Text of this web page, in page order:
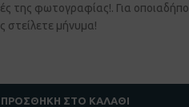
της φωτογραφίας!. Για
στείλετε μήνυμα!
ΠΡΟΣΘΉΚΗ ΣΤΟ ΚΑΛΆΘΙ